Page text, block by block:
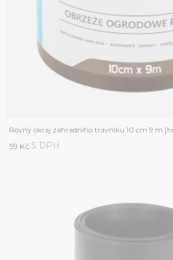
Rovný okraj zahradního trávníku 10 cm 9 m
59 Kč S DPH